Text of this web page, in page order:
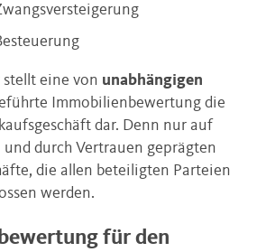
eine von unabhängigen
Immobilienbewertung die
dar. Denn nur auf
durch Vertrauen geprägten
die allen beteiligten Parteien
werden.
für den